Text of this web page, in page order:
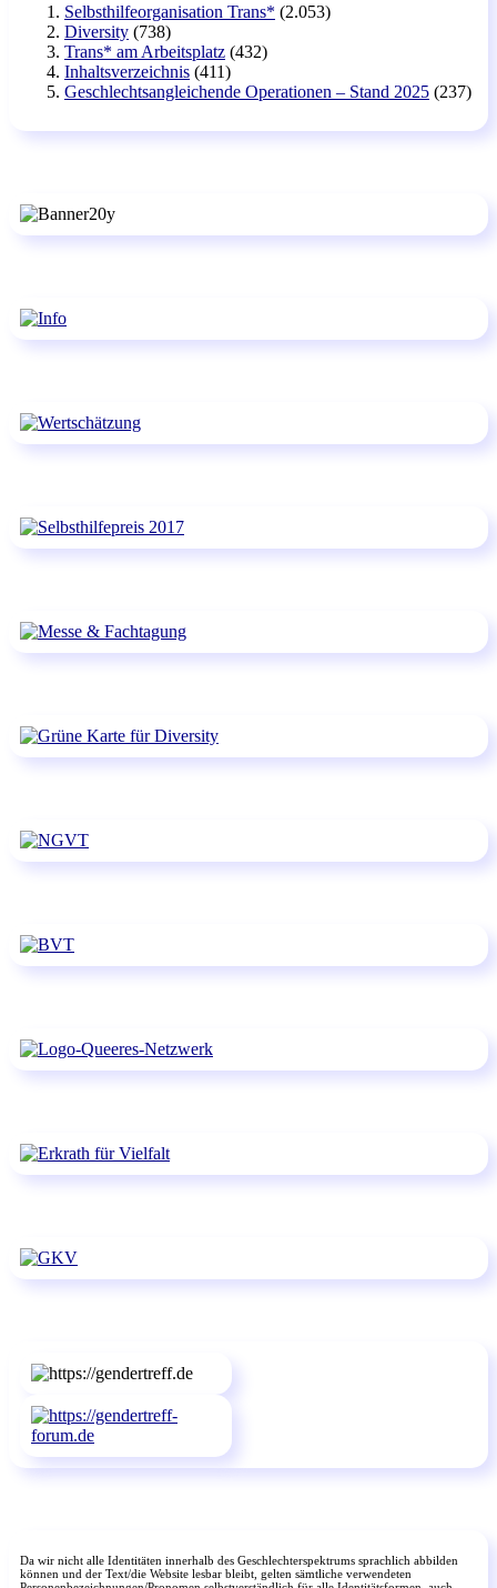
Selbsthilfeorganisation Trans* (2.053)
Diversity (738)
Trans* am Arbeitsplatz (432)
Inhaltsverzeichnis (411)
Geschlechtsangleichende Operationen – Stand 2025 (237)
Da wir nicht alle Identitäten innerhalb des Geschlechterspektrums sprachlich abbilden
können und der Text/die Website lesbar bleibt, gelten sämtliche verwendeten